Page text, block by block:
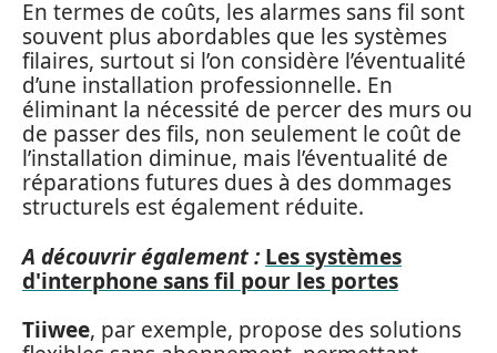
En termes de coûts, les alarmes sans fil sont
souvent plus abordables que les systèmes
filaires, surtout si l’on considère l’éventualité
d’une installation professionnelle. En
éliminant la nécessité de percer des murs ou
de passer des fils, non seulement le coût de
l’installation diminue, mais l’éventualité de
réparations futures dues à des dommages
structurels est également réduite.
A découvrir également : Les systèmes
d'interphone sans fil pour les portes
Tiiwee, par exemple, propose des solutions